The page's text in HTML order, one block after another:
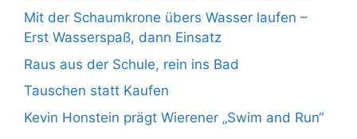
Mit der Schaumkrone übers Wasser laufen –
Erst Wasserspaß, dann Einsatz
Raus aus der Schule, rein ins Bad
Tauschen statt Kaufen
Kevin Honstein prägt Wierener „Swim and Run“